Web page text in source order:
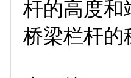
杆的高度和
桥梁栏杆的